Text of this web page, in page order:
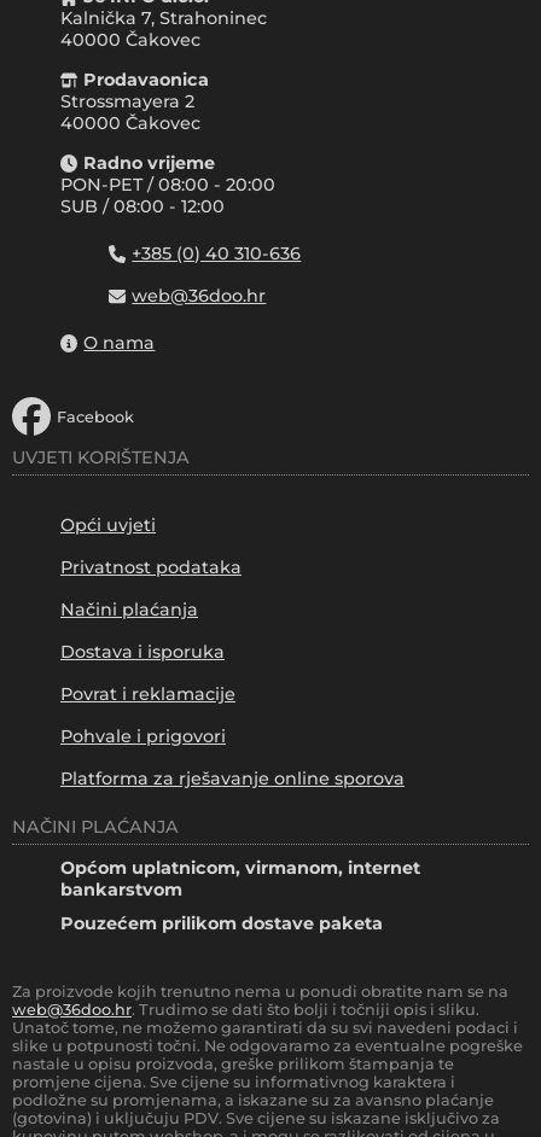
Kalnička 7, Strahoninec
40000 Čakovec
Prodavaonica
Strossmayera 2
40000 Čakovec
Radno vrijeme
PON-PET / 08:00 - 20:00
SUB / 08:00 - 12:00
+385 (0) 40 310-636
web@36doo.hr
O nama
Facebook
UVJETI KORIŠTENJA
Opći uvjeti
Privatnost podataka
Načini plaćanja
Dostava i isporuka
Povrat i reklamacije
Pohvale i prigovori
Platforma za rješavanje online sporova
NAČINI PLAĆANJA
Općom uplatnicom, virmanom, internet
bankarstvom
Pouzećem prilikom dostave paketa
Za proizvode kojih trenutno nema u ponudi obratite nam se na
web@36doo.hr. Trudimo se dati što bolji i točniji opis i sliku.
Unatoč tome, ne možemo garantirati da su svi navedeni podaci i
slike u potpunosti točni. Ne odgovaramo za eventualne pogreške
nastale u opisu proizvoda, greške prilikom štampanja te
promjene cijena. Sve cijene su informativnog karaktera i
podložne su promjenama, a iskazane su za avansno plaćanje
(gotovina) i uključuju PDV. Sve cijene su iskazane isključivo za